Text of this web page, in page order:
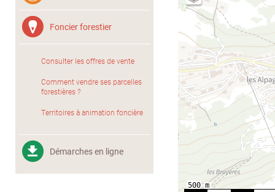
Foncier forestier
Consulter les offres de vente
Comment vendre ses parcelles
forestières ?
Territoires à animation foncière
Démarches en ligne